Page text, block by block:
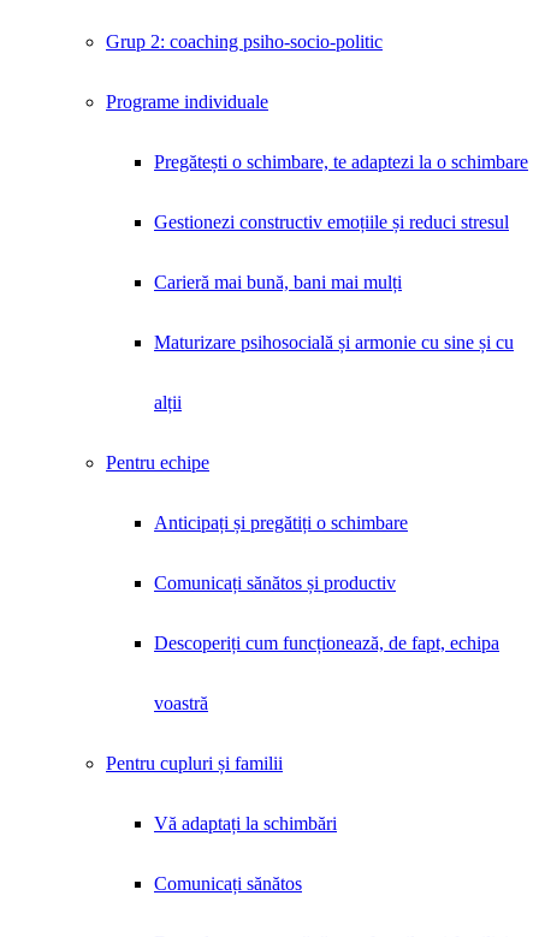
Grup 2: coaching psiho-socio-politic
Programe individuale
Pregătești o schimbare, te adaptezi la o schimbare
Gestionezi constructiv emoțiile și reduci stresul
Carieră mai bună, bani mai mulți
Maturizare psihosocială și armonie cu sine și cu
alții
Pentru echipe
Anticipați și pregătiți o schimbare
Comunicați sănătos și productiv
Descoperiți cum funcționează, de fapt, echipa
voastră
Pentru cupluri și familii
Vă adaptați la schimbări
Comunicați sănătos